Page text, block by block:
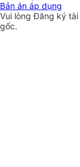
Bản án áp dụng
Vui lòngĐăng ký tài
gốc.